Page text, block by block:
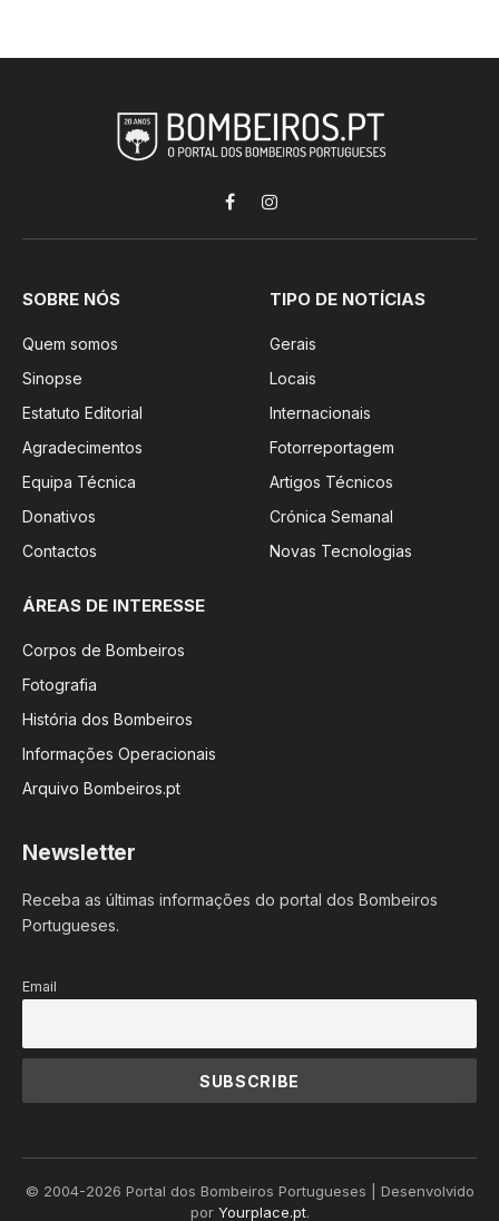
FacebookInstagram
SOBRE NÓS
Quem somos
Sinopse
Estatuto Editorial
Agradecimentos
Equipa Técnica
Donativos
Contactos
TIPO DE NOTÍCIAS
Gerais
Locais
Internacionais
Fotorreportagem
Artigos Técnicos
Crónica Semanal
Novas Tecnologias
ÁREAS DE INTERESSE
Corpos de Bombeiros
Fotografia
História dos Bombeiros
Informações Operacionais
Arquivo Bombeiros.pt
Newsletter
Receba as últimas informações do portal dos Bombeiros
Portugueses.
Email
© 2004-2026 Portal dos Bombeiros Portugueses | Desenvolvido
por Yourplace.pt.